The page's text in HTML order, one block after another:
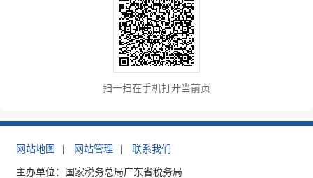
扫一扫在手机打开当前页
网站地图 | 网站管理 | 联系我们
主办单位：国家税务总局广东省税务局